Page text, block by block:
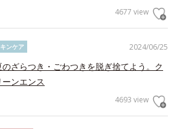
4677 view
2024/06/25
ンケア
のざらつき・ごわつきを脱ぎ捨てよう。ク
ーンエンス
4693 view